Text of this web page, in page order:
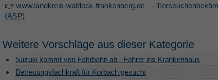
👉www.landkreis-waldeck-frankenberg.de →
(ASP)
Weitere Vorschläge aus dieser Kategorie
Suzuki kommt von Fahrbahn ab - Fahrer ins Krankenhaus
Betreuungsfachkraft für Korbach gesucht